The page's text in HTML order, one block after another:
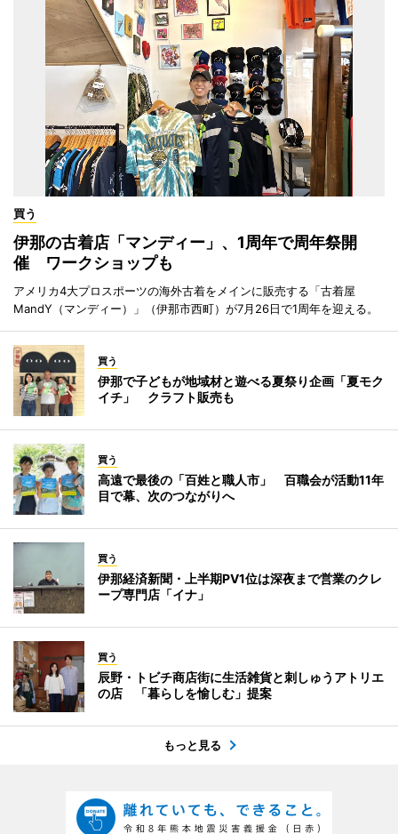
買う
伊那の古着店「マンディー」、1周年で周年祭開
催 ワークショップも
アメリカ4大プロスポーツの海外古着をメインに販売する「古着屋
MandY（マンディー）」（伊那市西町）が7月26日で1周年を迎える。
買う
伊那で子どもが地域材と遊べる夏祭り企画「夏モク
イチ」 クラフト販売も
買う
高遠で最後の「百姓と職人市」 百職会が活動11年
目で幕、次のつながりへ
買う
伊那経済新聞・上半期PV1位は深夜まで営業のクレ
ープ専門店「イナ」
買う
辰野・トビチ商店街に生活雑貨と刺しゅうアトリエ
の店 「暮らしを愉しむ」提案
もっと見る